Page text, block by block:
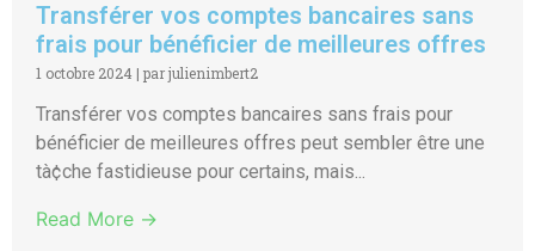
Transférer vos comptes bancaires sans
frais pour bénéficier de meilleures offres
1 octobre 2024 | par julienimbert2
Transférer vos comptes bancaires sans frais pour
bénéficier de meilleures offres peut sembler être une
tà¢che fastidieuse pour certains, mais...
Read More →